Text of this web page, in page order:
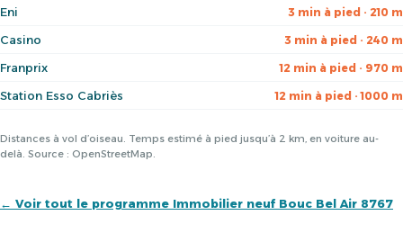
Eni 3 min à pied · 210 m
Casino 3 min à pied · 240 m
Franprix 12 min à pied · 970 m
Station Esso Cabriès 12 min à pied · 1000 m
Distances à vol d’oiseau. Temps estimé à pied jusqu’à 2 km, en voiture au-
delà. Source : OpenStreetMap.
← Voir tout le programme Immobilier neuf Bouc Bel Air 8767